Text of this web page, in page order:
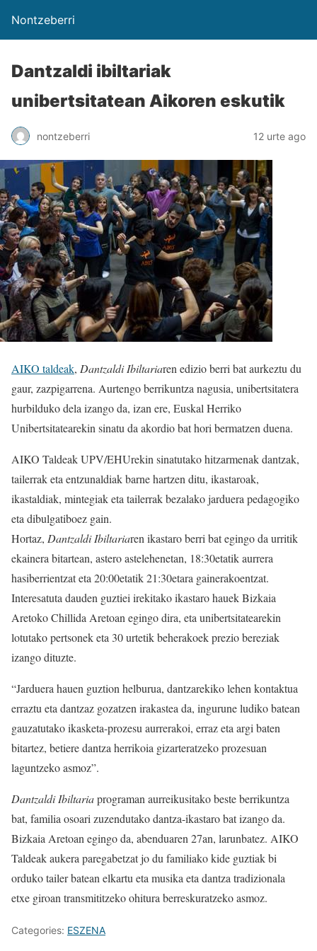
Nontzeberri
Dantzaldi ibiltariak
unibertsitatean Aikoren eskutik
nontzeberri 12 urte ago
AIKO taldeak, Dantzaldi Ibiltariaren edizio berri bat aurkeztu du
gaur, zazpigarrena. Aurtengo berrikuntza nagusia, unibertsitatera
hurbilduko dela izango da, izan ere, Euskal Herriko
Unibertsitatearekin sinatu da akordio bat hori bermatzen duena.
AIKO Taldeak UPV/EHUrekin sinatutako hitzarmenak dantzak,
tailerrak eta entzunaldiak barne hartzen ditu, ikastaroak,
ikastaldiak, mintegiak eta tailerrak bezalako jarduera pedagogiko
eta dibulgatiboez gain.
Hortaz, Dantzaldi Ibiltariaren ikastaro berri bat egingo da urritik
ekainera bitartean, astero astelehenetan, 18:30etatik aurrera
hasiberrientzat eta 20:00etatik 21:30etara gainerakoentzat.
Interesatuta dauden guztiei irekitako ikastaro hauek Bizkaia
Aretoko Chillida Aretoan egingo dira, eta unibertsitatearekin
lotutako pertsonek eta 30 urtetik beherakoek prezio bereziak
izango dituzte.
“Jarduera hauen guztion helburua, dantzarekiko lehen kontaktua
erraztu eta dantzaz gozatzen irakastea da, ingurune ludiko batean
gauzatutako ikasketa-prozesu aurrerakoi, erraz eta argi baten
bitartez, betiere dantza herrikoia gizarteratzeko prozesuan
laguntzeko asmoz”.
Dantzaldi Ibiltariaprograman aurreikusitako beste berrikuntza
bat, familia osoari zuzendutako dantza-ikastaro bat izango da.
Bizkaia Aretoan egingo da, abenduaren 27an, larunbatez. AIKO
Taldeak aukera paregabetzat jo du familiako kide guztiak bi
orduko tailer batean elkartu eta musika eta dantza tradizionala
etxe giroan transmititzeko ohitura berreskuratzeko asmoz.
Categories: ESZENA